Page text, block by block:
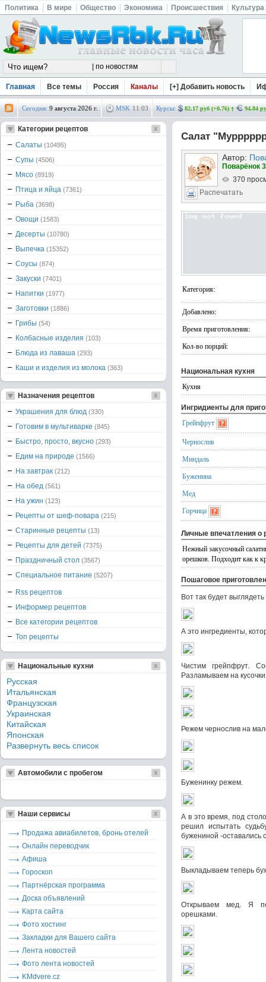
Политика В мире Общество Экономика Происшествия Культура
Главная Все темы Россия Каналы [+] Добавить новость
Сегодня: 9 августа 2026 г. MSK 11 03 Курсы: 82.17 руб (+0.76) 94.84
Салат
Автор:
Поварёнок
370
Распечатать
Категория:
Добавлено:
Время приготовления:
Кол-во порций:
Национальная кухня
Кухня
Ингридиенты для
Грейпфрут
Чернослив
Миндаль
Буженина
Мед
Горчица
Личные впечатления о
Нежный закусочный
орешков. Подходит как к
Пошаговое
Вот так будет
А это ингредиенты,
Чистим грейпфрут.
Разламываем на
Режем чернослив на
Буженинку режем.
А в это время, под
решил испытать
бужениной -оставались
Выкладываем теперь
Открываем мeд. Я
орешками.
Категории рецептов
Салаты (10495)
Супы (4506)
Мясо (8919)
Птица и яйца (7361)
Рыба (3698)
Овощи (1583)
Десерты (10780)
Выпечка (15352)
Соусы (874)
Закуски (7401)
Напитки (1977)
Заготовки (1886)
Грибы (54)
Колбасные изделия (103)
Блюда из лаваша (293)
Каши и изделия из молока (363)
Назначения рецептов
Украшения для блюд (330)
Готовим в мультиварке (845)
Быстро, просто, вкусно (293)
Едим на природе (1566)
На завтрак (212)
На обед (561)
На ужин (123)
Рецепты от шеф-повара (215)
Старинные рецепты (13)
Рецепты для детей (7375)
Праздничный стол (3567)
Специальное питание (5207)
Rss рецептов
Информер рецептов
Все категории рецептов
Топ рецепты
Национальные кухни
Русская
Итальянская
Французская
Украинская
Китайская
Японская
Развернуть весь список
Автомобили с пробегом
Наши сервисы
Продажа авиабилетов, бронь отелей
Онлайн переводчик
Афиша
Гороскоп
Партнёрская программа
Доска объявлений
Карта сайта
Фото хостинг
Закладки для Вашего сайта
Лента новостей
Фото лента новостей
KMdvere.cz